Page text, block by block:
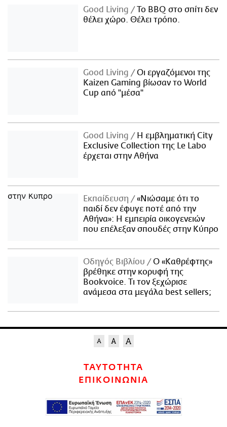
Good Living
Το BBQ στο σπίτι δεν
θέλει χώρο. Θέλει τρόπο.
Good Living
Οι εργαζόμενοι της
Kaizen Gaming βίωσαν το World
Cup από "μέσα"
Good Living
Η εμβληματική City
Exclusive Collection της Le Labo
έρχεται στην Αθήνα
Εκπαίδευση
«Νιώσαμε ότι το
παιδί δεν έφυγε ποτέ από την
Αθήνα»: Η εμπειρία οικογενειών
που επέλεξαν σπουδές στην Κύπρο
Οδηγός Βιβλίου
Ο «Καθρέφτης»
βρέθηκε στην κορυφή της
Bookvoice. Τι τον ξεχώρισε
ανάμεσα στα μεγάλα best sellers;
ΤΑΥΤΟΤΗΤΑ
ΕΠΙΚΟΙΝΩΝΙΑ